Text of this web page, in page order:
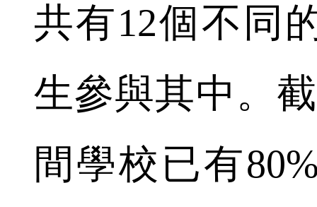
共有12個不同
生參與其中。
間學校已有